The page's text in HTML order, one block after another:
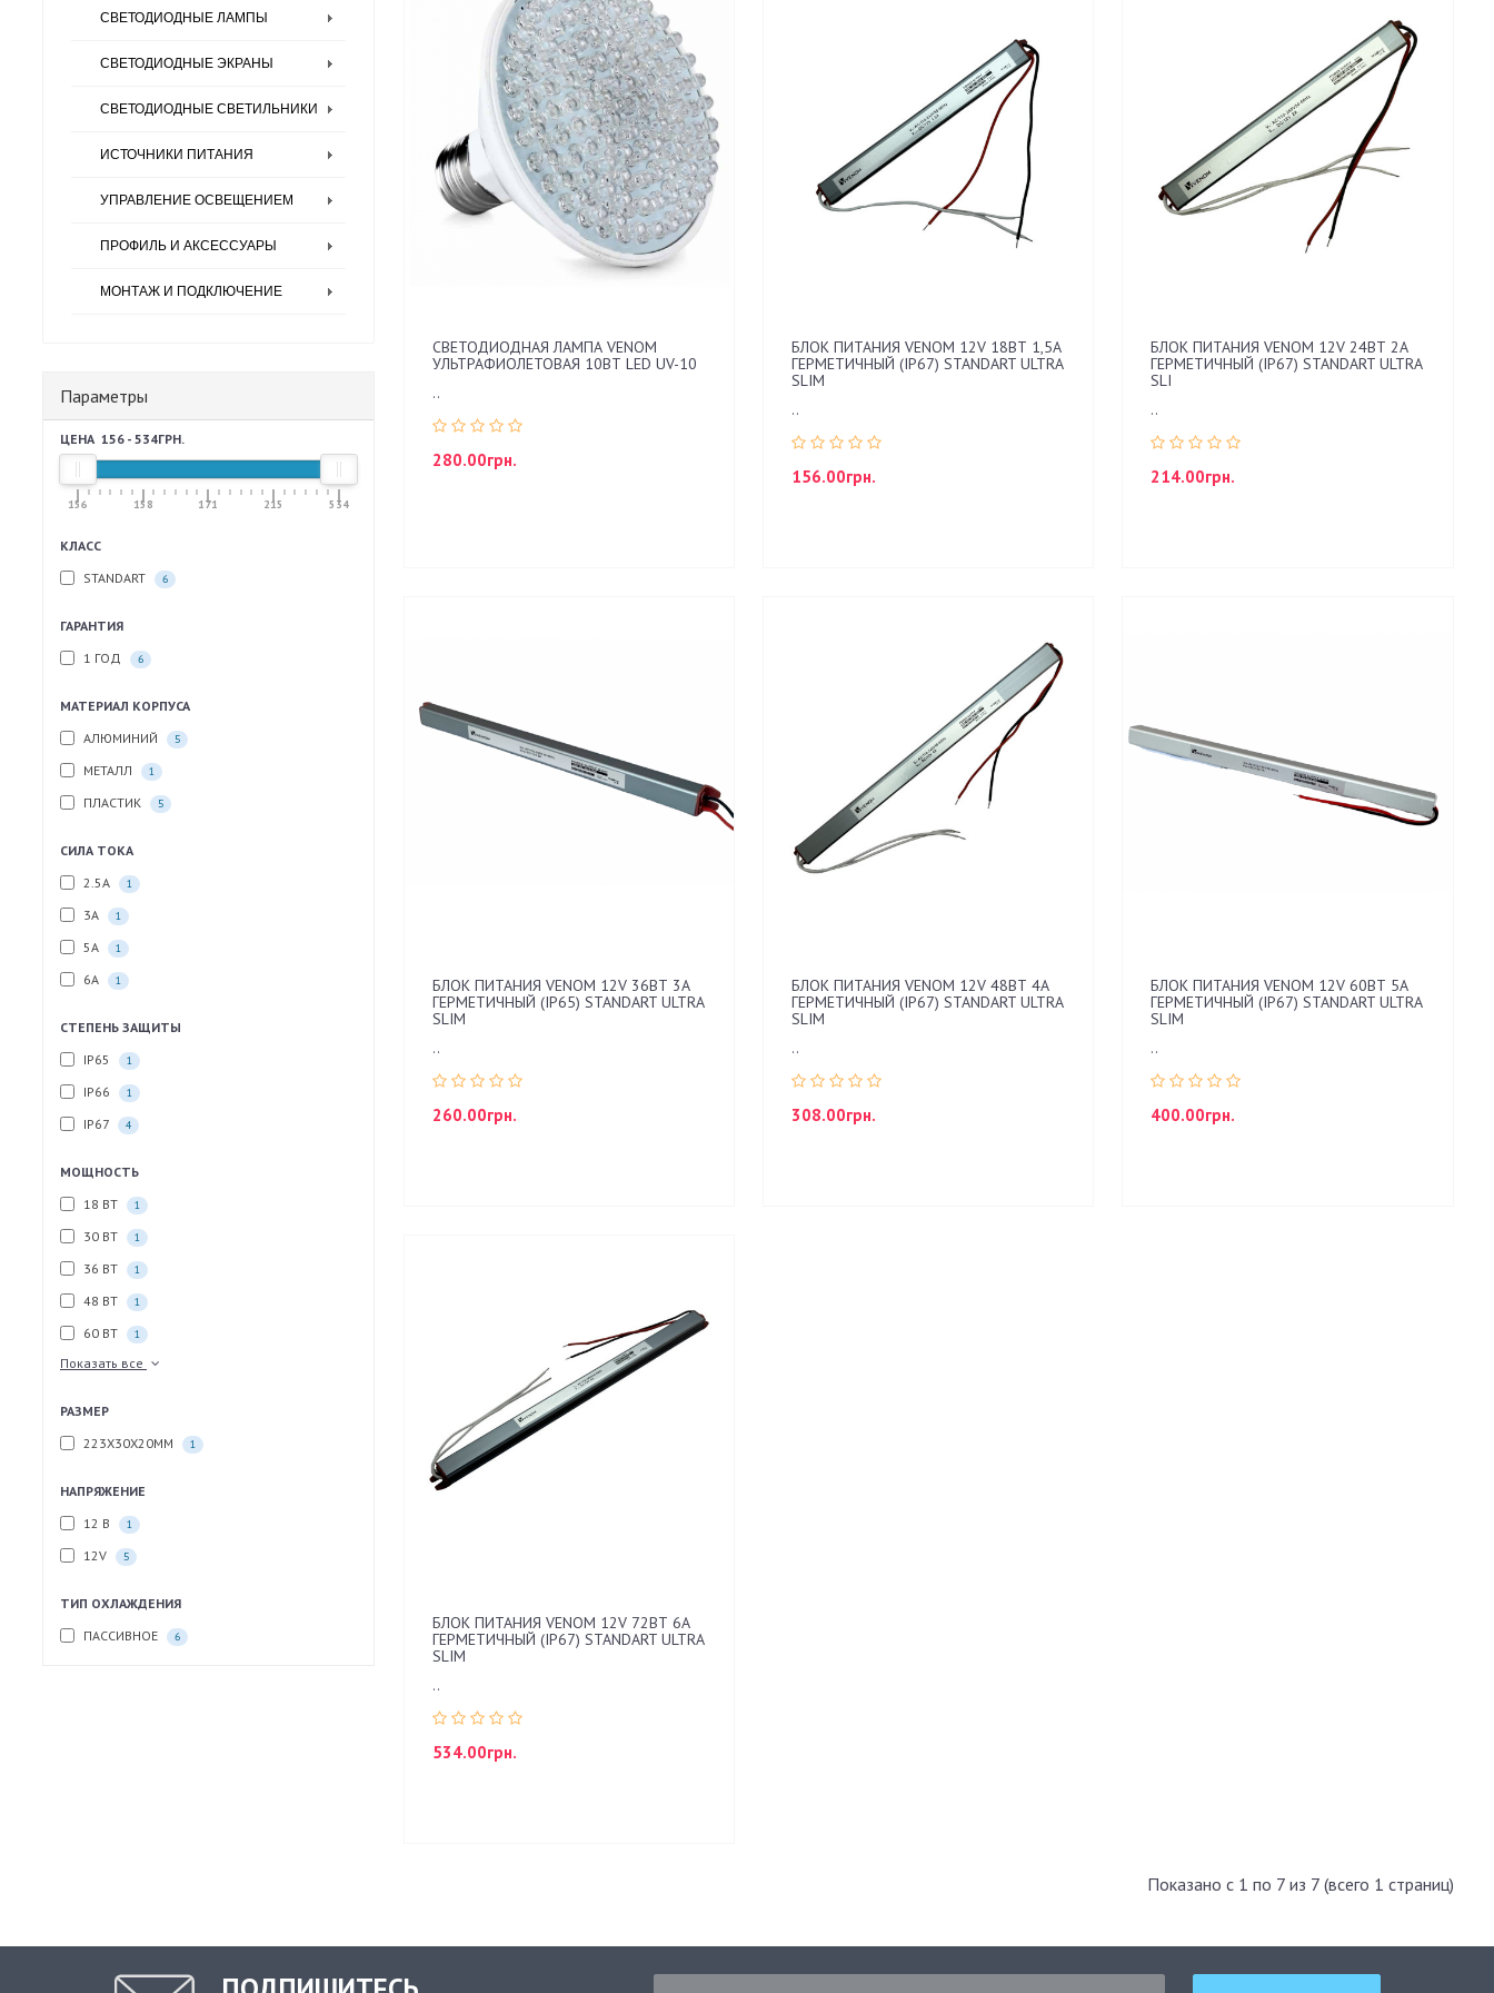
СВЕТОДИОДНЫЕ ГИРЛЯНДЫ
ПРАЗДНИЧНОЕ ОСВЕЩЕНИЕ
Показать все
- SMD 5050
- SMD 5630
СВЕТОДИОДНАЯ ЛЕНТА 24V
СВЕТОДИОДНАЯ ЛЕНТА 220V
Показать все
СВЕТОДИОДНЫЕ ЛАМПЫ
СВЕТОДИОДНЫЕ ЭКРАНЫ
СВЕТОДИОДНЫЕ СВЕТИЛЬНИКИ
ИСТОЧНИКИ ПИТАНИЯ
УПРАВЛЕНИЕ ОСВЕЩЕНИЕМ
ПРОФИЛЬ И АКСЕССУАРЫ
МОНТАЖ И ПОДКЛЮЧЕНИЕ
Параметры
ЦЕНА 156 - 534ГРН.
156 158 171 215 534
КЛАСС
STANDART
6
ГАРАНТИЯ
1 ГОД
6
МАТЕРИАЛ КОРПУСА
АЛЮМИНИЙ
5
МЕТАЛЛ 1
ПЛАСТИК 5
СИЛА ТОКА
2.5A
1
3A 1
5A 1
6A 1
СТЕПЕНЬ ЗАЩИТЫ
IP65
1
IP66 1
IP67 4
МОЩНОСТЬ
18 ВТ
1
30 ВТ 1
36 ВТ 1
48 ВТ 1
60 ВТ 1
Показать все
РАЗМЕР
223Х30Х20ММ
1
НАПРЯЖЕНИЕ
12 В
1
12V 5
ТИП ОХЛАЖДЕНИЯ
ПАССИВНОЕ
6
СВЕТОДИОДНАЯ ЛАМПА VENOM
УЛЬТРАФИОЛЕТОВАЯ 10ВТ LED UV-10
..
280.00грн.
БЛОК ПИТАНИЯ VENOM 12V 18ВТ 1,5А
ГЕРМЕТИЧНЫЙ (IP67) STANDART ULTRA
SLIM
..
156.00грн.
БЛОК ПИТАНИЯ VENOM 12V 24ВТ 2А
ГЕРМЕТИЧНЫЙ (IP67) STANDART ULTRA
SLI
..
214.00грн.
БЛОК ПИТАНИЯ VENOM 12V 36ВТ 3А
ГЕРМЕТИЧНЫЙ (IP65) STANDART ULTRA
SLIM
..
260.00грн.
БЛОК ПИТАНИЯ VENOM 12V 48ВТ 4А
ГЕРМЕТИЧНЫЙ (IP67) STANDART ULTRA
SLIM
..
308.00грн.
БЛОК ПИТАНИЯ VENOM 12V 60ВТ 5А
ГЕРМЕТИЧНЫЙ (IP67) STANDART ULTRA
SLIM
..
400.00грн.
БЛОК ПИТАНИЯ VENOM 12V 72ВТ 6А
ГЕРМЕТИЧНЫЙ (IP67) STANDART ULTRA
SLIM
..
534.00грн.
Показано с 1 по 7 из 7 (всего 1 страниц)